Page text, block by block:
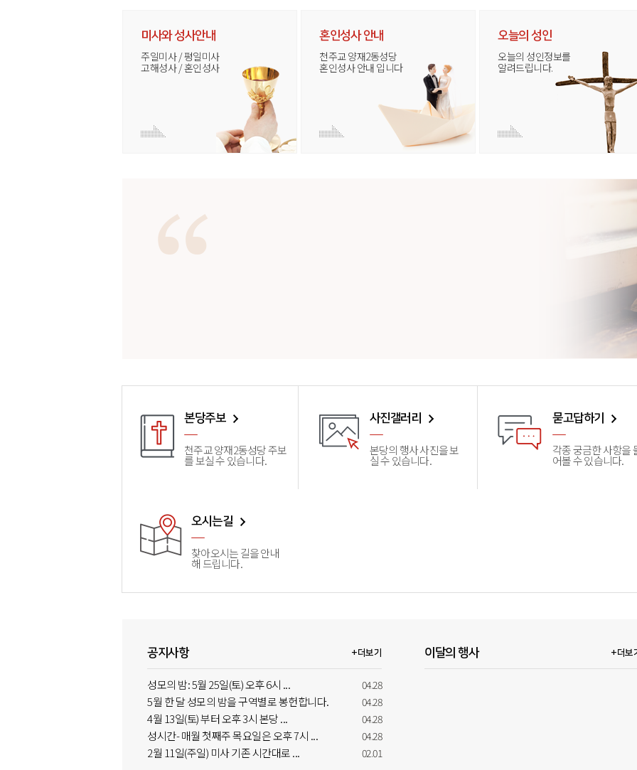
미사와 성사안내
주일미사 / 평일미사
고해성사 / 혼인성사
혼인성사 안내
천주교 양재2동성당
혼인성사 안내 입니다
오늘의 성인
오늘의 성인정보를
알려드립니다.
본당주보
천주교 양재2동성당 주보
를 보실 수 있습니다.
사진갤러리
본당의 행사 사진을 보
실 수 있습니다.
묻고답하기
각종 궁금한 사항을
어볼 수 있습니다.
오시는길
찾아오시는 길을 안내
해 드립니다.
공지사항 +더보기
성모의 밤: 5월 25일(토) 오후 6시 ... 04.28
5월 한 달 성모의 밤을 구역별로 봉헌합니다. 04.28
4월 13일(토) 부터 오후 3시 본당 ... 04.28
성시간- 매월 첫째주 목요일은 오후 7시 ... 04.28
2월 11일(주일) 미사 기존 시간대로 ... 02.01
이달의 행사 +더보